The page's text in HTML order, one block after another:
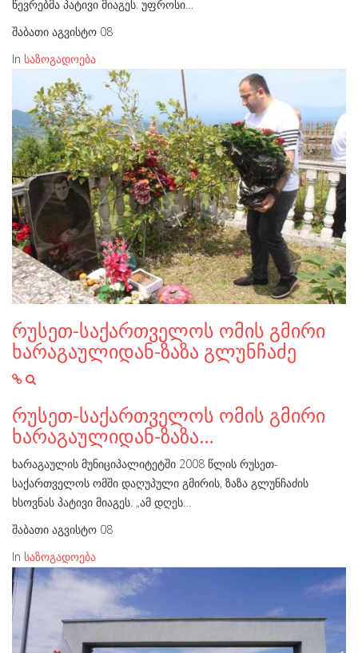
წევრებმა პატივი მიაგეს. უფროსი…
შაბათი აგვისტო 08
In საზოგადოება
რუსეთ-საქართველოს ომის გმირი
ხარაგაულიდან-ზაზა გლუნჩაძე
რუსეთ-საქართველოს ომის გმირი
ხარაგაულიდან-ზაზა…
ხარაგაულის მუნიციპალიტეტში 2008 წლის რუსეთ-
საქართველოს ომში დაღუპული გმირის, ზაზა გლუნჩაძის
ხსოვნას პატივი მიაგეს. „ამ დღეს…
შაბათი აგვისტო 08
In საზოგადოება